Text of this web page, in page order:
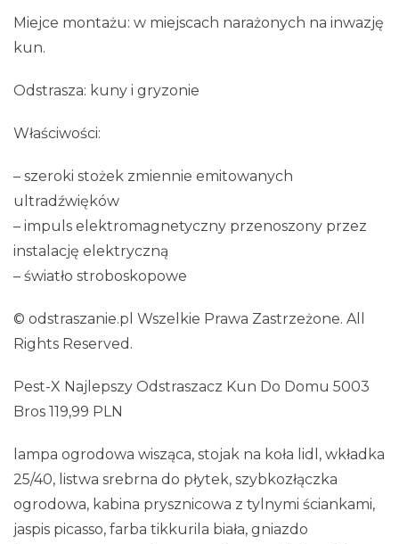
Miejce montażu: w miejscach narażonych na inwazję
kun.
Odstrasza: kuny i gryzonie
Właściwości:
– szeroki stożek zmiennie emitowanych
ultradźwięków
– impuls elektromagnetyczny przenoszony przez
instalację elektryczną
– światło stroboskopowe
© odstraszanie.pl Wszelkie Prawa Zastrzeżone. All
Rights Reserved.
Pest-X Najlepszy Odstraszacz Kun Do Domu 5003
Bros 119,99 PLN
lampa ogrodowa wisząca, stojak na koła lidl, wkładka
25/40, listwa srebrna do płytek, szybkozłączka
ogrodowa, kabina prysznicowa z tylnymi ściankami,
jaspis picasso, farba tikkurila biała, gniazdo